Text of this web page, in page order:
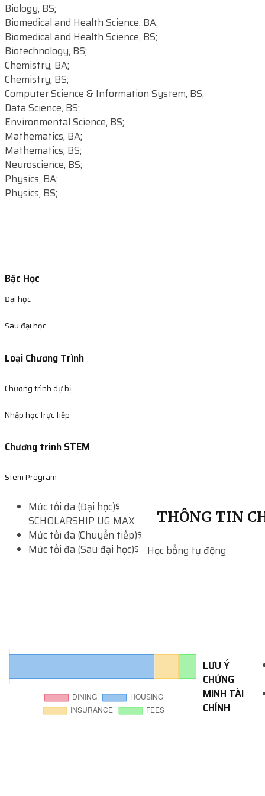
Bậc Học
Đại học
Sau đại học
Loại Chương Trình
Chương trình dự bị
Nhập học trực tiếp
Chương trình STEM
Stem Program
Biology, BS;
Biomedical and Health Science, BA;
Biomedical and Health Science, BS;
Biotechnology, BS;
Chemistry, BA;
Chemistry, BS;
Computer Science & Information System, BS;
Data Science, BS;
Environmental Science, BS;
Mathematics, BA;
Mathematics, BS;
Neuroscience, BS;
Physics, BA;
Physics, BS;
Mức tối đa (Đại học)$
SCHOLARSHIP UG MAX
Mức tối đa (Chuyển tiếp)$
Mức tối đa (Sau đại học)$
THÔNG TIN
Học bổng tự động
LƯU Ý
CHỨNG
MINH TÀI
CHÍNH